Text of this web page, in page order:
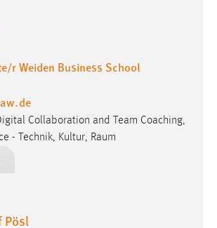
r Weiden Business School
.de
Collaboration and Team Coaching,
- Technik, Kultur, Raum
Pösl
5e9dbeb1811c0446
um die Chatfunktion nutzen zu können.
mibew-chat-frame-style-
= Sitzungslaufzeit, mibew_locale = 3
= 1 Jahr
be_lastLoginProvider